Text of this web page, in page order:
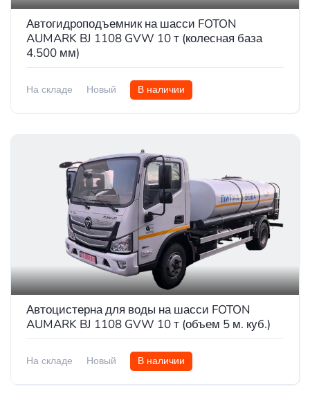
Автогидроподъемник на шасси FOTON
AUMARK BJ 1108 GVW 10 т (колесная база
4.500 мм)
На складе Новый В наличии
Автоцистерна для воды на шасси FOTON
AUMARK BJ 1108 GVW 10 т (объем 5 м. куб.)
На складе Новый В наличии